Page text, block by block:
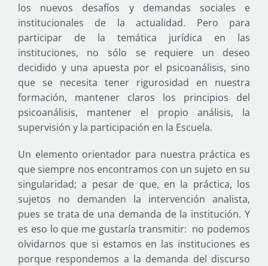
los nuevos desafíos y demandas sociales e
institucionales de la actualidad. Pero para
participar de la temática jurídica en las
instituciones, no sólo se requiere un deseo
decidido y una apuesta por el psicoanálisis, sino
que se necesita tener rigurosidad en nuestra
formación, mantener claros los principios del
psicoanálisis, mantener el propio análisis, la
supervisión y la participación en la Escuela.
Un elemento orientador para nuestra práctica es
que siempre nos encontramos con un sujeto en su
singularidad; a pesar de que, en la práctica, los
sujetos no demanden la intervención analista,
pues se trata de una demanda de la institución. Y
es eso lo que me gustaría transmitir: no podemos
olvidarnos que si estamos en las instituciones es
porque respondemos a la demanda del discurso